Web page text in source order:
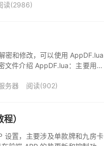
读(2986)
密和修改，可以使用 AppDF.lua
件介绍 AppDF.lua：主要用于
务器 阅读(902)
）
设置，主要涉及单款牌和九房卡